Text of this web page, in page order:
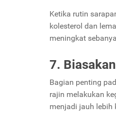
Ketika rutin
kolesterol dan
meningkat
7.
Bagian penting
rajin melakukan
menjadi jauh lebih